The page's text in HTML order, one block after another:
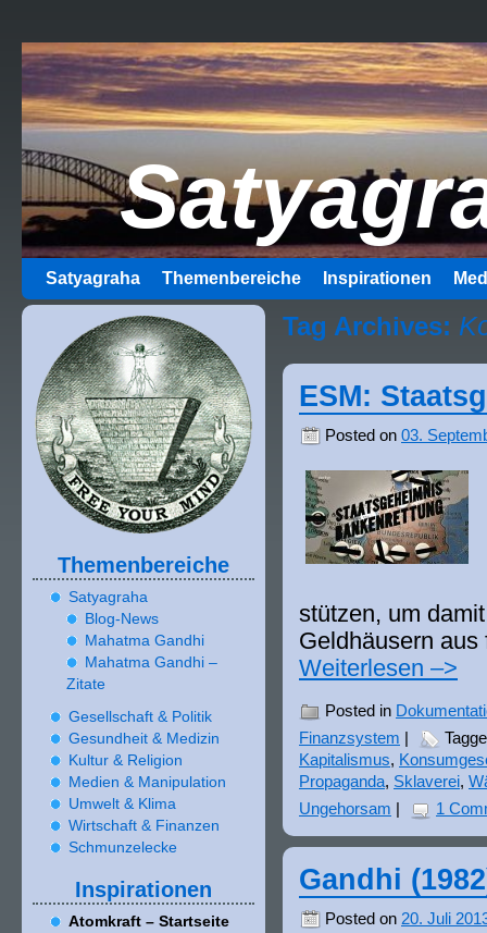
Satyagraha Themenbereiche Inspirationen
Tag Archives:
ESM:
Posted on 03.
stüt­zen, um
Geldhäusern
Weiterlesen –>
Posted in
Finanzsystem
Kapitalismus,
Propaganda, Sklaverei,
Ungehorsam
1
Gandhi (1982
Posted on 20. Juli
Themenbereiche
Satyagraha
Blog-News
Mahatma Gandhi
Mahatma Gandhi –
Zitate
Gesellschaft & Politik
Gesundheit & Medizin
Kultur & Religion
Medien & Manipulation
Umwelt & Klima
Wirtschaft & Finanzen
Schmunzelecke
Inspirationen
Atomkraft – Startseite